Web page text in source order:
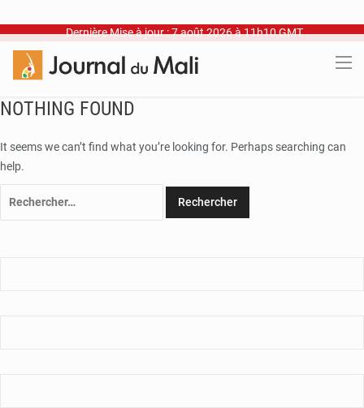
Dernière Mise à jour : 7 août 2026 à 11h10 GMT
NOTHING FOUND
It seems we can’t find what you’re looking for. Perhaps searching can
help.